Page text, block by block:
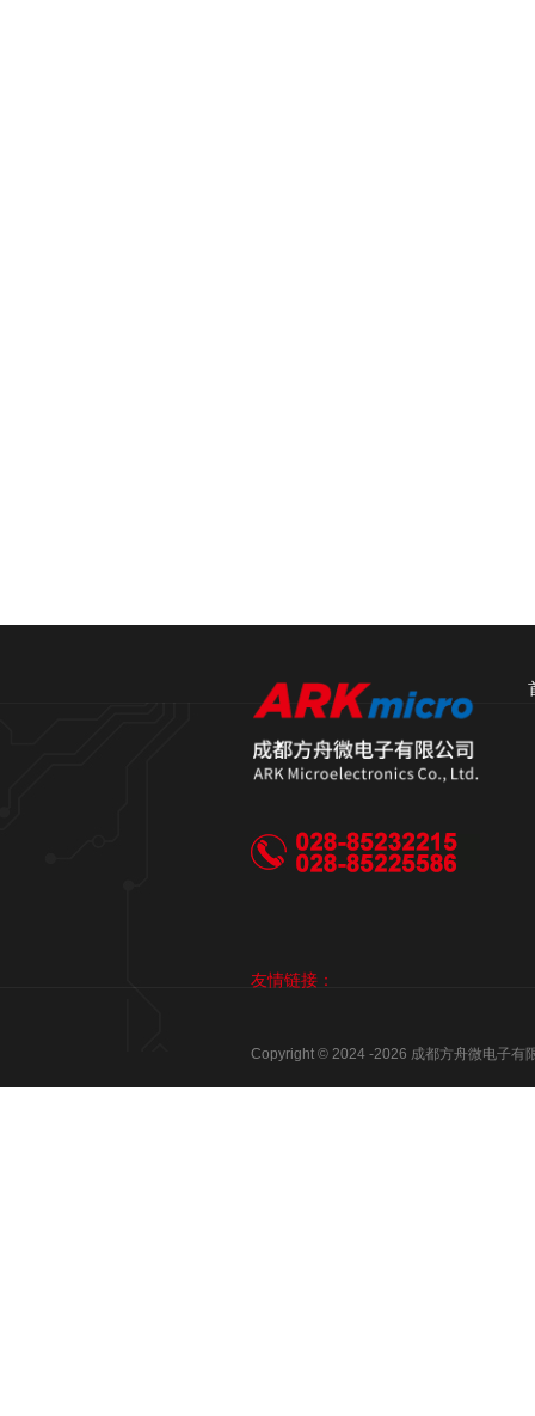
友情链接：
Copyright © 2024 -2026 成都方舟微电子有